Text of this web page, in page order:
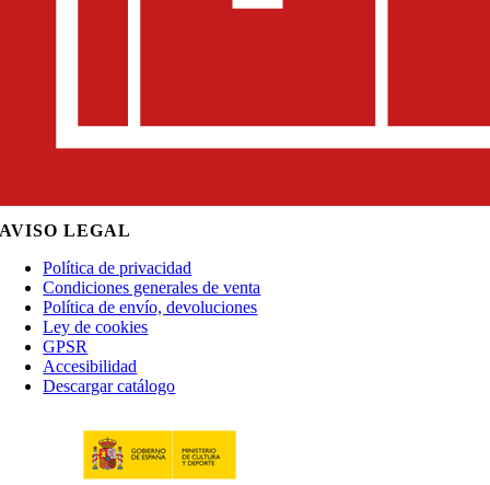
AVISO LEGAL
Política de privacidad
Condiciones generales de venta
Política de envío, devoluciones
Ley de cookies
GPSR
Accesibilidad
Descargar catálogo